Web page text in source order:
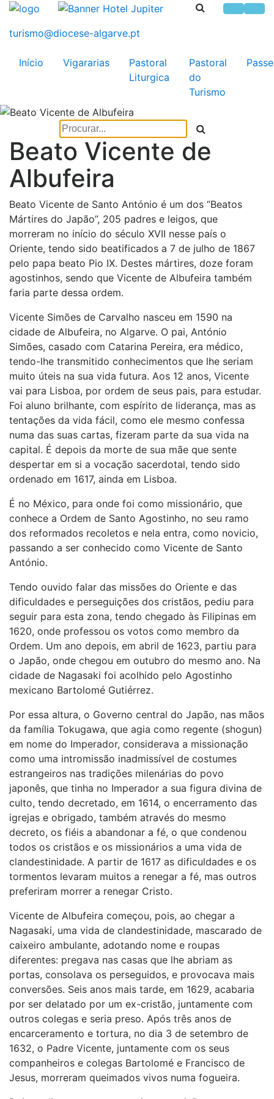
Início Vigararias
Pastoral
Liturgica
Pastoral
do
Turismo
Beato Vicente de
Albufeira
Beato Vicente de Santo António é um dos “Beatos
Mártires do Japão”, 205 padres e leigos, que
morreram no início do século XVII nesse país o
Oriente, tendo sido beatificados a 7 de julho de 1867
pelo papa beato Pio IX. Destes mártires, doze foram
agostinhos, sendo que Vicente de Albufeira também
faria parte dessa ordem.
Vicente Simões de Carvalho nasceu em 1590 na
cidade de Albufeira, no Algarve. O pai, António
Simões, casado com Catarina Pereira, era médico,
tendo-lhe transmitido conhecimentos que lhe seriam
muito úteis na sua vida futura. Aos 12 anos, Vicente
vai para Lisboa, por ordem de seus pais, para estudar.
Foi aluno brilhante, com espírito de liderança, mas as
tentações da vida fácil, como ele mesmo confessa
numa das suas cartas, fizeram parte da sua vida na
capital. É depois da morte de sua mãe que sente
despertar em si a vocação sacerdotal, tendo sido
ordenado em 1617, ainda em Lisboa.
É no México, para onde foi como missionário, que
conhece a Ordem de Santo Agostinho, no seu ramo
dos reformados recoletos e nela entra, como novicio,
passando a ser conhecido como Vicente de Santo
António.
Tendo ouvido falar das missões do Oriente e das
dificuldades e perseguições dos cristãos, pediu para
seguir para esta zona, tendo chegado às Filipinas em
1620, onde professou os votos como membro da
Ordem. Um ano depois, em abril de 1623, partiu para
o Japão, onde chegou em outubro do mesmo ano. Na
cidade de Nagasaki foi acolhido pelo Agostinho
mexicano Bartolomé Gutiérrez.
Por essa altura, o Governo central do Japão, nas mãos
da família Tokugawa, que agia como regente (shogun)
em nome do Imperador, considerava a missionação
como uma intromissão inadmissível de costumes
estrangeiros nas tradições milenárias do povo
japonês, que tinha no Imperador a sua figura divina de
culto, tendo decretado, em 1614, o encerramento das
igrejas e obrigado, também através do mesmo
decreto, os fiéis a abandonar a fé, o que condenou
todos os cristãos e os missionários a uma vida de
clandestinidade. A partir de 1617 as dificuldades e os
tormentos levaram muitos a renegar a fé, mas outros
preferiram morrer a renegar Cristo.
Vicente de Albufeira começou, pois, ao chegar a
Nagasaki, uma vida de clandestinidade, mascarado de
caixeiro ambulante, adotando nome e roupas
diferentes: pregava nas casas que lhe abriam as
portas, consolava os perseguidos, e provocava mais
conversões. Seis anos mais tarde, em 1629, acabaria
por ser delatado por um ex-cristão, juntamente com
outros colegas e seria preso. Após três anos de
encarceramento e tortura, no dia 3 de setembro de
1632, o Padre Vicente, juntamente com os seus
companheiros e colegas Bartolomé e Francisco de
Jesus, morreram queimados vivos numa fogueira.